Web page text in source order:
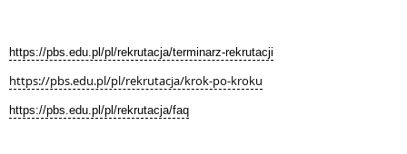
https://pbs.edu.pl/pl/rekrutacja/terminarz-rekrutacji
https://pbs.edu.pl/pl/rekrutacja/krok-po-kroku
https://pbs.edu.pl/pl/rekrutacja/faq